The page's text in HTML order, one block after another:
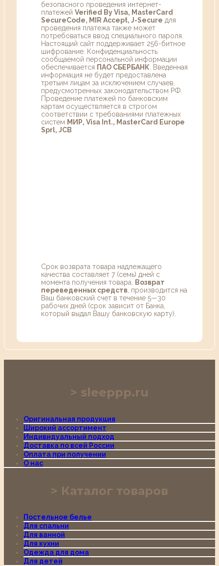
безопасного проведения интернет-
платежей Verified By Visa, MasterCard
SecureCode, MIR Accept, J-Secure для
проведения платежа также может
потребоваться ввод специального пароля.
Настоящий сайт поддерживает 256-битное
шифрование. Конфиденциальность
сообщаемой персональной информации
обеспечивается ПАО СБЕРБАНК . Введенная
информация не будет предоставлена
третьим лицам за исключением случаев,
предусмотренных законодательством РФ.
Проведение платежей по банковским
картам осуществляется в строгом
соответствии с требованиями платежных
систем МИР, Visa Int., MasterCard Europe
Sprl, JCB
Срок возврата товара надлежащего
качества составляет 7 (семь) дней с
момента получения товара.
Возврат
переведенных средств , производится на
Ваш банковский счет в течение 5—30
рабочих дней (срок зависит от Банка,
который выдал Вашу банковскую карту).
sleeppp.ru
Оригинальная продукция
Широкий ассортимент
Индивидуальный подход
Доставка по всей России
Оплата при получении
О нас
Каталог товаров
Постельное белье
Для спальни
Для ванной
Для кухни
Одежда для дома
Для детей